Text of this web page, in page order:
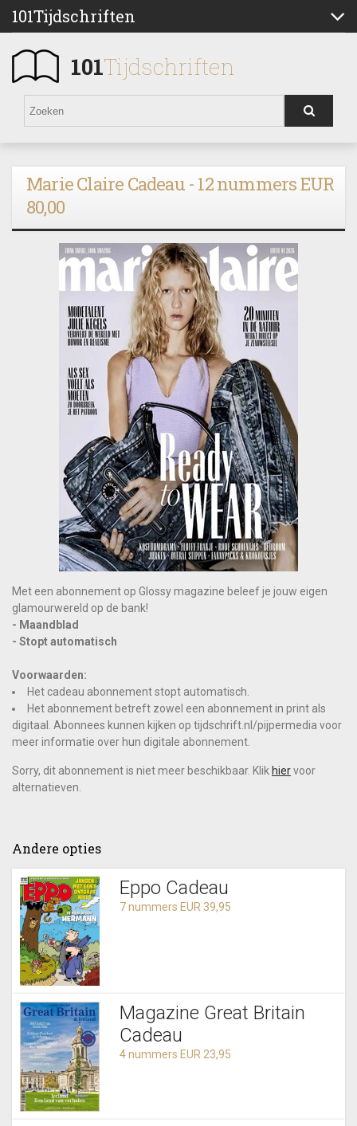
101Tijdschriften
101Tijdschriften
Marie Claire Cadeau - 12 nummers EUR
80,00
Met een abonnement op Glossy magazine beleef je jouw eigen
glamourwereld op de bank!
- Maandblad
- Stopt automatisch
Voorwaarden:
Het cadeau abonnement stopt automatisch.
Het abonnement betreft zowel een abonnement in print als
digitaal. Abonnees kunnen kijken op tijdschrift.nl/pijpermedia voor
meer informatie over hun digitale abonnement.
Sorry, dit abonnement is niet meer beschikbaar. Klik hiervoor
alternatieven.
Andere opties
Eppo Cadeau
7 nummers EUR 39,95
Magazine Great Britain
Cadeau
4 nummers EUR 23,95